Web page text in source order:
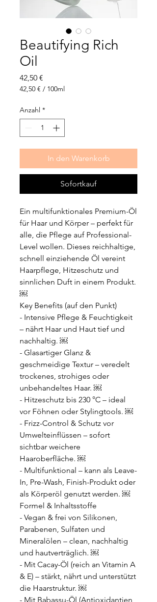
Beautifying Rich
Oil
42,50 €
42,50 € / 100ml
pro
100
Milliliter
Anzahl *
In den Warenkorb
Sofortkauf
Ein multifunktionales Premium-Öl
für Haar und Körper – perfekt für
alle, die Pflege auf Professional-
Level wollen. Dieses reichhaltige,
schnell einziehende Öl vereint
Haarpflege, Hitzeschutz und
sinnlichen Duft in einem Produkt.
￼
Key Benefits (auf den Punkt)
- Intensive Pflege & Feuchtigkeit
– nährt Haar und Haut tief und
nachhaltig. ￼
- Glasartiger Glanz &
geschmeidige Textur – veredelt
trockenes, strohiges oder
unbehandeltes Haar. ￼
- Hitzeschutz bis 230 °C – ideal
vor Föhnen oder Stylingtools. ￼
- Frizz-Control & Schutz vor
Umwelteinflüssen – sofort
sichtbar weichere
Haaroberfläche. ￼
- Multifunktional – kann als Leave-
In, Pre-Wash, Finish-Produkt oder
als Körperöl genutzt werden. ￼
Formel & Inhaltsstoffe
- Vegan & frei von Silikonen,
Parabenen, Sulfaten und
Mineralölen – clean, nachhaltig
und hautverträglich. ￼
- Mit Cacay-Öl (reich an Vitamin A
& E) – stärkt, nährt und unterstützt
die Haarstruktur. ￼
- Mit Babassu-Öl (Antioxidantien